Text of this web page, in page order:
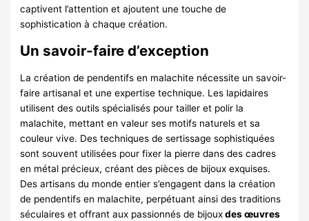
captivent l’attention et ajoutent une touche de
sophistication à chaque création.
Un savoir-faire d’exception
La création de pendentifs en malachite nécessite un savoir-
faire artisanal et une expertise technique. Les lapidaires
utilisent des outils spécialisés pour tailler et polir la
malachite, mettant en valeur ses motifs naturels et sa
couleur vive. Des techniques de sertissage sophistiquées
sont souvent utilisées pour fixer la pierre dans des cadres
en métal précieux, créant des pièces de bijoux exquises.
Des artisans du monde entier s’engagent dans la création
de pendentifs en malachite, perpétuant ainsi des traditions
séculaires et offrant aux passionnés de bijouxdes œuvres